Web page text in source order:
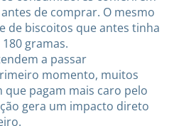
de comprar. O mesmo
de biscoitos que antes tinha
gramas.
a passar
momento, muitos
pagam mais caro pelo
gera um impacto direto